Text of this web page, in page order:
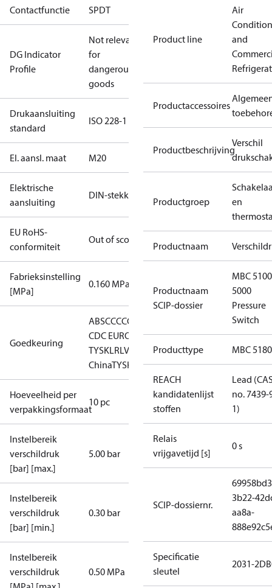
Contactfunctie SPDT
DG Indicator
Profile
Not relevant
for
dangerous
goods
Drukaansluiting
standard
ISO 228-1
El. aansl. maat M20
Elektrische
aansluiting
DIN-stekker
EU RoHS-
conformiteit
Out of scope
Fabrieksinstelling
[MPa]
0.160 MPa
Goedkeuring
ABSCCCCCS
CDC EURO-
TYSKLRLVD RINARoHSRoHS
ChinaTYSK
Hoeveelheid per
verpakkingsformaat
10 pc
Instelbereik
verschildruk
[bar] [max.]
5.00 bar
Instelbereik
verschildruk
[bar] [min.]
0.30 bar
Instelbereik
verschildruk
0.50 MPa
Product line
Air
and
Productaccessoires
Productbeschrijving
Verschil
Productgroep
en
Productnaam
Productnaam
SCIP-dossier
MBC 5100
5000
Pressure
Switch
Producttype MBC 5180
REACH
kandidatenlijst
stoffen
Lead
no. 7439-
1)
Relais
vrijgavetijd [s]
0 s
SCIP-dossiernr.
3b22-
aa8a-
Specificatie
sleutel
2031-